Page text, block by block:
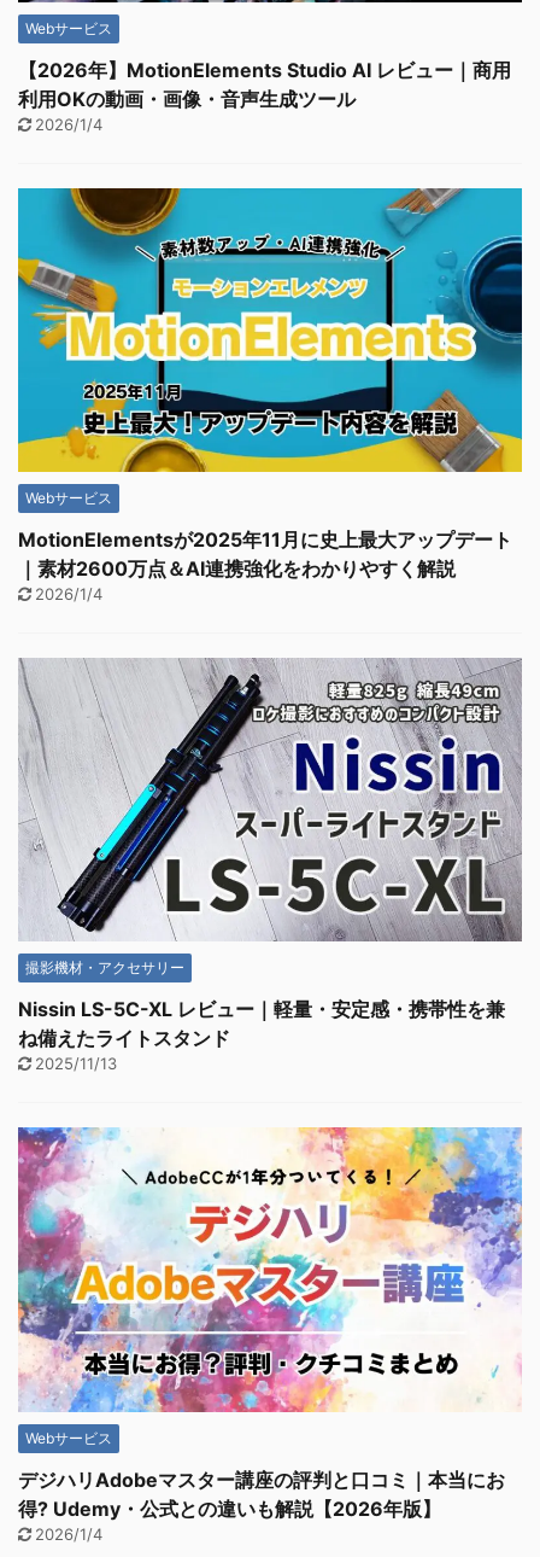
Webサービス
【2026年】MotionElements Studio AI レビュー｜商用
利用OKの動画・画像・音声生成ツール
2026/1/4
Webサービス
MotionElementsが2025年11月に史上最大アップデート
｜素材2600万点＆AI連携強化をわかりやすく解説
2026/1/4
撮影機材・アクセサリー
Nissin LS-5C-XL レビュー｜軽量・安定感・携帯性を兼
ね備えたライトスタンド
2025/11/13
Webサービス
デジハリAdobeマスター講座の評判と口コミ｜本当にお
得? Udemy・公式との違いも解説【2026年版】
2026/1/4